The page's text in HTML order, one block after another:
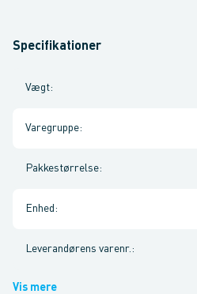
Specifikationer
Vægt:
Varegruppe:
Pakkestørrelse:
Enhed :
Leverandørens varenr. :
Vis mere